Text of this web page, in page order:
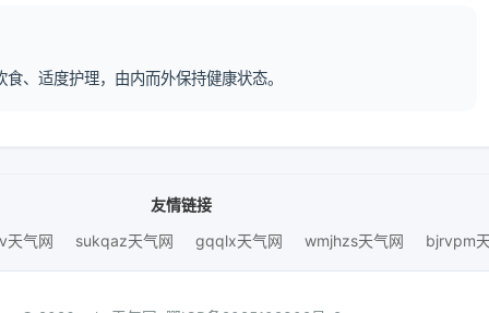
、适度护理，由内而外保持健康状态。
友情链接
天气网 sukqaz天气网 gqqlx天气网 wmjhzs天气网 bjrvpm